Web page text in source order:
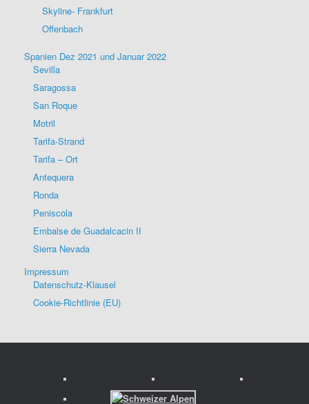
Skyline- Frankfurt
Offenbach
Spanien Dez 2021 und Januar 2022
Sevilla
Saragossa
San Roque
Motril
Tarifa-Strand
Tarifa – Ort
Antequera
Ronda
Peniscola
Embalse de Guadalcacin II
Sierra Nevada
Impressum
Datenschutz-Klausel
Cookie-Richtlinie (EU)